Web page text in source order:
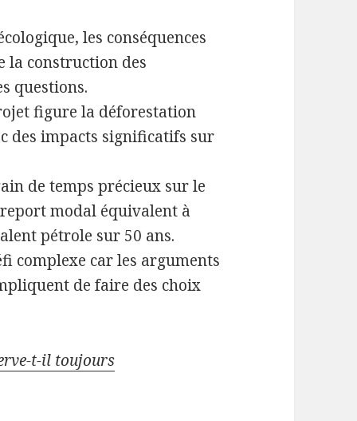
les conséquences
la construction des
questions.
figure la déforestation
des impacts significatifs sur
de temps précieux sur le
modal équivalent à
pétrole sur 50 ans.
complexe car les arguments
de faire des choix
t-il toujours